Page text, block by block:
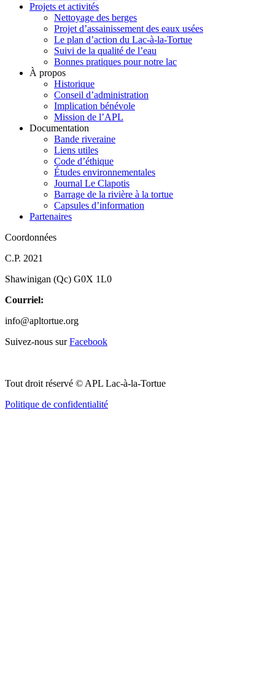
Projets et activités
Nettoyage des berges
Projet d’assainissement des eaux usées
Le plan d’action du Lac-à-la-Tortue
Suivi de la qualité de l’eau
Bonnes pratiques pour notre lac
À propos
Historique
Conseil d’administration
Implication bénévole
Mission de l’APL
Documentation
Bande riveraine
Liens utiles
Code d’éthique
Études environnementales
Journal Le Clapotis
Barrage de la rivière à la tortue
Capsules d’information
Partenaires
Coordonnées
C.P. 2021
Shawinigan (Qc) G0X 1L0
Courriel:
info@apltortue.org
Suivez-nous surFacebook
Tout droit réservé © APL Lac-à-la-Tortue
Politique de confidentialité